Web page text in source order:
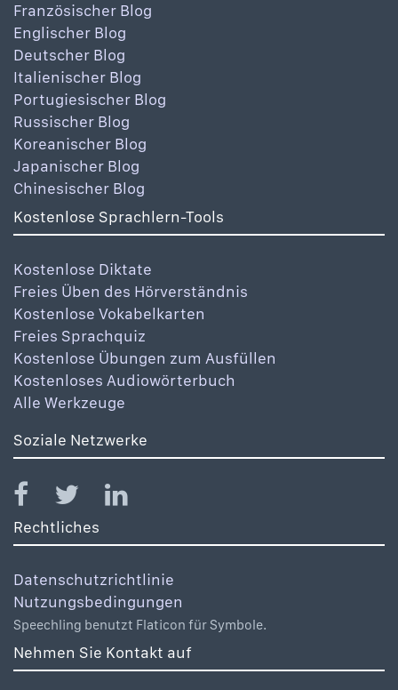
Französischer Blog
Englischer Blog
Deutscher Blog
Italienischer Blog
Portugiesischer Blog
Russischer Blog
Koreanischer Blog
Japanischer Blog
Chinesischer Blog
Kostenlose Sprachlern-Tools
Kostenlose Diktate
Freies Üben des Hörverständnis
Kostenlose Vokabelkarten
Freies Sprachquiz
Kostenlose Übungen zum Ausfüllen
Kostenloses Audiowörterbuch
Alle Werkzeuge
Soziale Netzwerke
Rechtliches
Datenschutzrichtlinie
Nutzungsbedingungen
Speechling benutzt Flaticon für Symbole.
Nehmen Sie Kontakt auf